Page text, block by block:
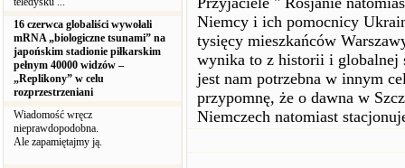
16 czerwca globaliści wywołali
mRNA „biologiczne tsunami” na
japońskim stadionie piłkarskim
pełnym 40000 widzów –
„Replikony” w celu
rozprzestrzeniani
Wiadomość wręcz
nieprawdopodobna.
Ale zapamiętajmy ją.
Niemcy i ich pomocnicy
tysięcy mieszkańców
wynika to z historii i globalnej
jest nam potrzebna w innym
przypomnę, że o dawna w
Niemczech natomiast